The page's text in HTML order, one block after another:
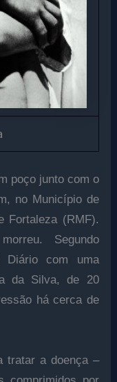
poço junto com o
no Município de
Fortaleza (RMF).
Segundo
Diário com uma
da Silva, de 20
há cerca de
tratar a doença –